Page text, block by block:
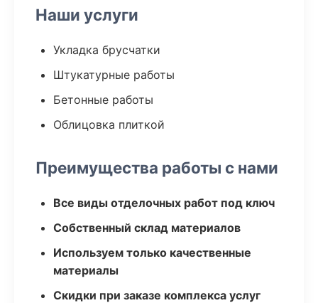
Наши услуги
Укладка брусчатки
Штукатурные работы
Бетонные работы
Облицовка плиткой
Преимущества работы с нами
Все виды отделочных работ под ключ
Собственный склад материалов
Используем только качественные
материалы
Скидки при заказе комплекса услуг